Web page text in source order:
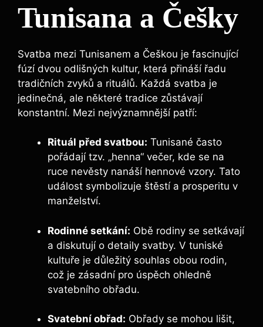
Tunisana a Češky
Svatba mezi Tunisanem a Češkou je fascinující
fúzí dvou odlišných kultur, která přináší řadu
tradičních zvyků a rituálů. Každá svatba je
jedinečná, ale některé tradice zůstávají
konstantní. Mezi nejvýznamnější patří:
Rituál před svatbou: Tunisané často
pořádají tzv. „henna“ večer, kde se na
ruce nevěsty nanáší hennové vzory. Tato
událost symbolizuje štěstí a prosperitu v
manželství.
Rodinné setkání: Obě rodiny se setkávají
a diskutují o detaily svatby. V tuniské
kultuře je důležitý souhlas obou rodin,
což je zásadní pro úspěch ohledně
svatebního obřadu.
Svatební obřad: Obřady se mohou lišit,